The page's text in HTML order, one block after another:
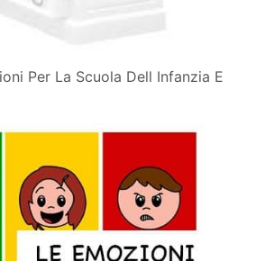
Per La Scuola Dell Infanzia E